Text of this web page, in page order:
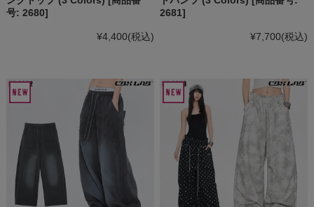
号: 2680]
¥4,400(税込)
2681]
¥7,700(税込)